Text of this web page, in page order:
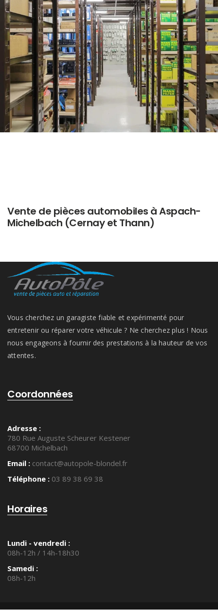
Vente de pièces automobiles à Aspach-
Michelbach (Cernay et Thann)
Vous cherchez un garagiste fiable et expérimenté pour
entretenir ou réparer votre véhicule ? Ne cherchez plus ! Nous
nous engageons à fournir des prestations à la hauteur de vos
attentes.
Coordonnées
Adresse :
780 Rue Auguste Scheurer Kestener
68700 Michelbach
Email : contact@autopole-blondel.fr
Téléphone : 03 89 38 69 38
Horaires
Lundi - vendredi :
08h-12h / 14h-18h30
Samedi :
08h-12h